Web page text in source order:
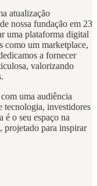
atualização
nossa fundação em 23
uma plataforma digital
como um marketplace,
a fornecer
valorizando
uma audiência
tecnologia, investidores
é o seu espaço na
projetado para inspirar